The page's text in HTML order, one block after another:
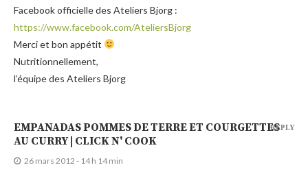
Facebook officielle des Ateliers Bjorg :
https://www.facebook.com/AteliersBjorg
Merci et bon appétit
Nutritionnellement,
l’équipe des Ateliers Bjorg
EMPANADAS POMMES DE TERRE ET COURGETTES
AU CURRY | CLICK N' COOK
26 mars 2012 - 14 h 14 min
REPLY